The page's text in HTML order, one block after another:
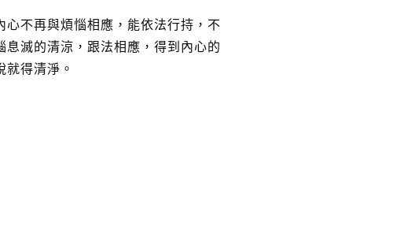
不再與煩惱相應，能依法行持，不
滅的清涼，跟法相應，得到內心的
得清淨。